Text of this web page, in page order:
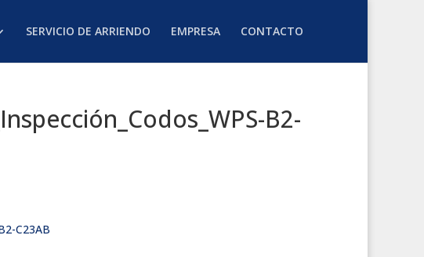
SERVICIO DE ARRIENDO EMPRESA CONTACTO
B2-
C23AB